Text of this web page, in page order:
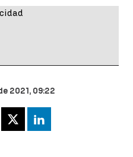
2021, 09:22
X Linkedin